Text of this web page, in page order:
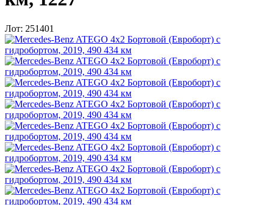
Лот: 251401